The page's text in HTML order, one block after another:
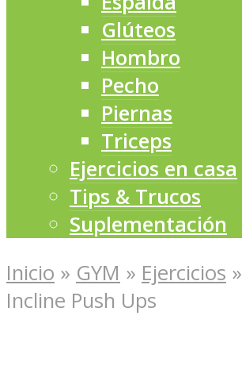
Glúteos
Hombro
Pecho
Piernas
Triceps
Ejercicios en casa
Tips & Trucos
Suplementación
Inicio » GYM » Ejercicios »
Incline Push Ups